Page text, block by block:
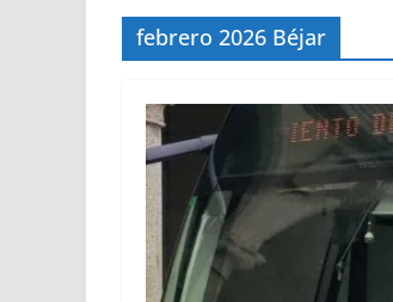
febrero 2026 Béjar